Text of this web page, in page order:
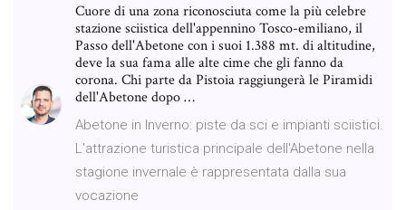
Cuore di una zona riconosciuta come la più celebre
stazione sciistica dell'appennino Tosco-emiliano, il
Passo dell'Abetone con i suoi 1.388 mt. di altitudine,
deve la sua fama alle alte cime che gli fanno da
corona. Chi parte da Pistoia raggiungerà le Piramidi
dell'Abetone dopo …
Abetone in Inverno: piste da sci e impianti sciistici.
L'attrazione turistica principale dell'Abetone nella
stagione invernale è rappresentata dalla sua
vocazione